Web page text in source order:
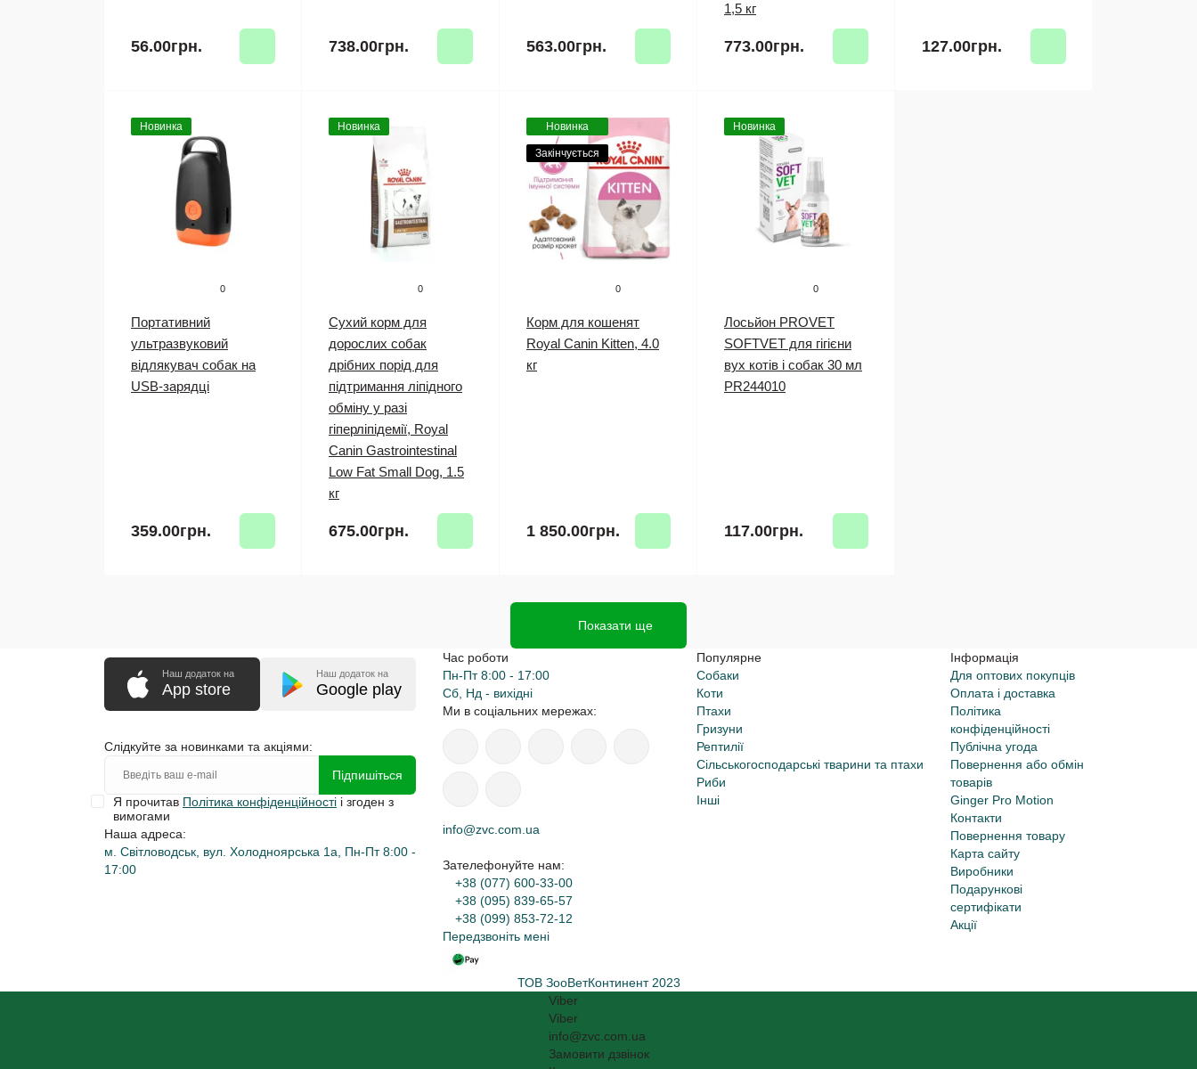
56.00грн. 738.00грн. 563.00грн.
1,5 кг
773.00грн. 127.00грн.
Новинка
0
Портативний
ультразвуковий
відлякувач собак на
USB-зарядці
359.00грн.
Новинка
0
Сухий корм для
дорослих собак
дрібних порід для
підтримання ліпідного
обміну у разі
гіперліпідемії, Royal
Canin Gastrointestinal
Low Fat Small Dog, 1.5
кг
675.00грн.
Новинка
Закінчується
0
Корм для кошенят
Royal Canin Kitten, 4.0
кг
1 850.00грн.
Новинка
0
Лосьйон PROVET
SOFTVET для гігієни
вух котів і собак 30 мл
PR244010
117.00грн.
Показати ще
Наш додаток на
App store
Наш додаток на
Google play
Слідкуйте за новинками та акціями:
Підпишіться
Я прочитав Політика конфіденційності і згоден з
вимогами
Наша адреса:
м. Світловодськ, вул. Холодноярська 1а, Пн-Пт 8:00 -
17:00
Час роботи
Пн-Пт 8:00 - 17:00
Сб, Нд - вихідні
Ми в соціальних мережах:
info@zvc.com.ua
Зателефонуйте нам:
+38 (077) 600-33-00
+38 (095) 839-65-57
+38 (099) 853-72-12
Передзвоніть мені
Популярне
Собаки
Коти
Птахи
Гризуни
Рептилії
Сільськогосподарські тварини та птахи
Риби
Інші
Інформація
Для оптових покупців
Оплата і доставка
Політика
конфіденційності
Публічна угода
Повернення або обмін
товарів
Ginger Pro Motion
Контакти
Повернення товару
Карта сайту
Виробники
Подарункові
сертифікати
Акції
ТОВ ЗооВетКонтинент 2023
Viber
Viber
info@zvc.com.ua
Замовити дзвінок